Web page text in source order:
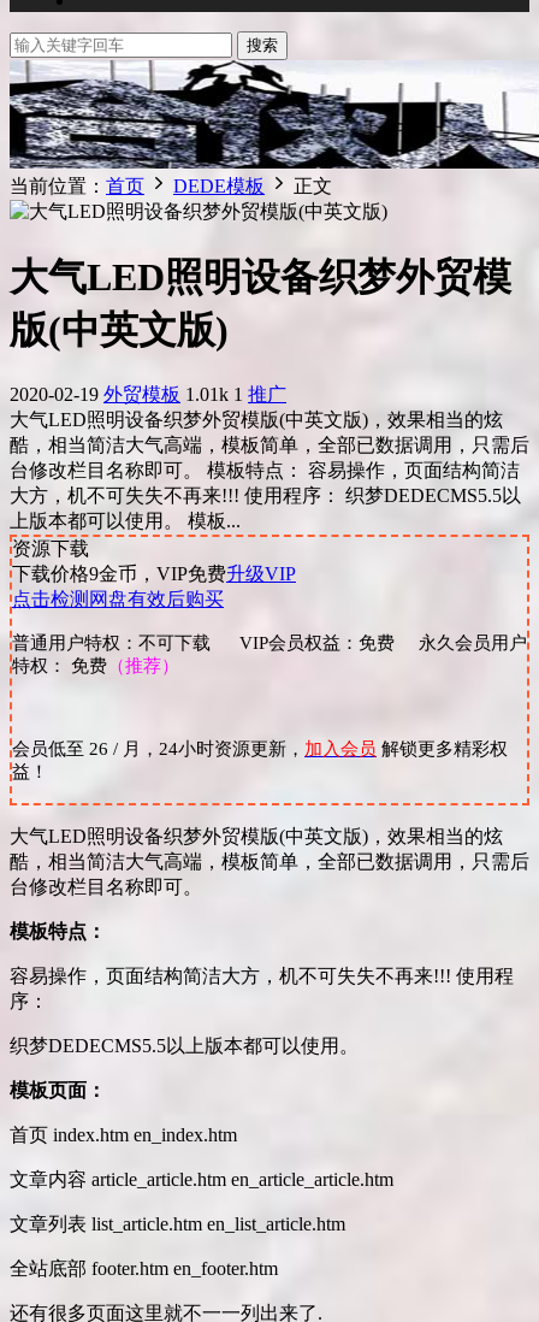
搜索
当前位置： 首页 DEDE模板 正文
大气LED照明设备织梦外贸模
版(中英文版)
2020-02-19 外贸模板 1.01k 1 推广
大气LED照明设备织梦外贸模版(中英文版)，效果相当的炫
酷，相当简洁大气高端，模板简单，全部已数据调用，只需后
台修改栏目名称即可。 模板特点： 容易操作，页面结构简洁
大方，机不可失失不再来!!! 使用程序： 织梦DEDECMS5.5以
上版本都可以使用。 模板...
资源下载
下载价格9金币，VIP免费升级VIP
点击检测网盘有效后购买
普通用户特权：不可下载 VIP会员权益：免费 永久会员用户
特权： 免费 （推荐）
会员低至 26 / 月，24小时资源更新， 加入会员 解锁更多精彩权
益！
大气LED照明设备织梦外贸模版(中英文版)，效果相当的炫
酷，相当简洁大气高端，模板简单，全部已数据调用，只需后
台修改栏目名称即可。
模板特点：
容易操作，页面结构简洁大方，机不可失失不再来!!! 使用程
序：
织梦DEDECMS5.5以上版本都可以使用。
模板页面：
首页 index.htm en_index.htm
文章内容 article_article.htm en_article_article.htm
文章列表 list_article.htm en_list_article.htm
全站底部 footer.htm en_footer.htm
还有很多页面这里就不一一列出来了.